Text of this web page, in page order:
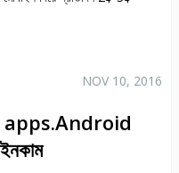
NOV 10, 2016